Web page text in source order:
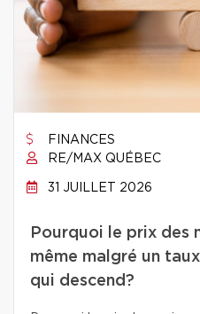
FINANCES
RE/MAX QUÉBEC
31 JUILLET 2026
Pourquoi le prix des
même malgré un
qui descend?